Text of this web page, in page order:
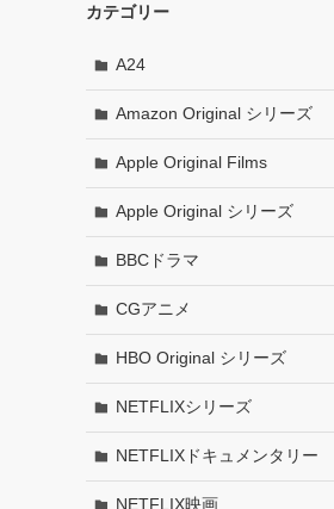
カテゴリー
A24
Amazon Original シリーズ
Apple Original Films
Apple Original シリーズ
BBCドラマ
CGアニメ
HBO Original シリーズ
NETFLIXシリーズ
NETFLIXドキュメンタリー
NETFLIX映画